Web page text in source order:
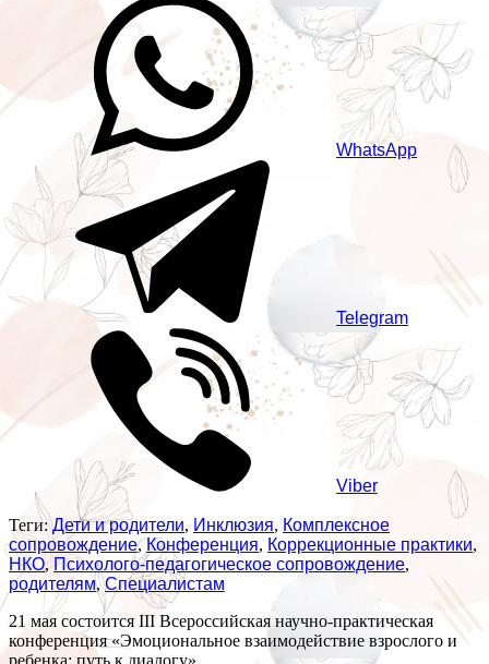
WhatsApp
Telegram
Viber
Теги:Дети и родители, Инклюзия, Комплексное
сопровождение,Конференция, Коррекционные практики,
НКО, Психолого-педагогическое сопровождение,
родителям,Специалистам
21 мая состоится III Всероссийская научно-практическая
конференция «Эмоциональное взаимодействие взрослого и